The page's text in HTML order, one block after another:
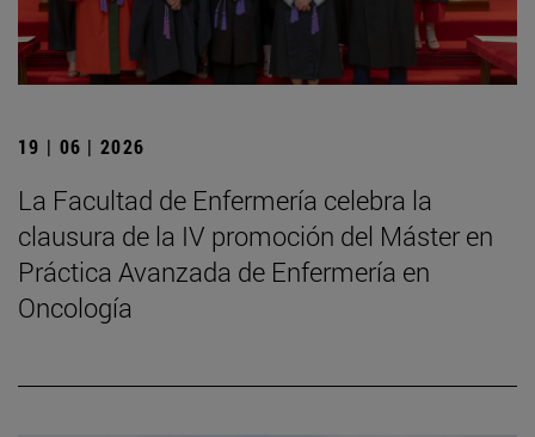
19 | 06 | 2026
La Facultad de Enfermería celebra la
clausura de la IV promoción del Máster en
Práctica Avanzada de Enfermería en
Oncología